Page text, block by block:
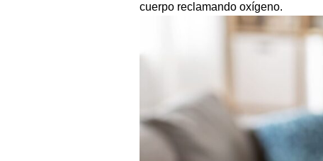
cuerpo reclamando oxígeno.